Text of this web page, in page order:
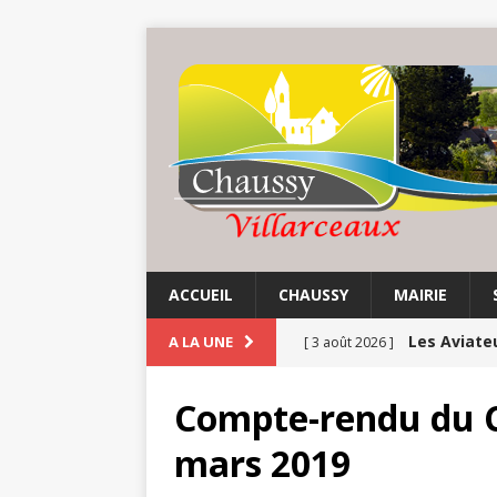
ACCUEIL CHAUSSY MAIRIE
A LA UNE [ 3 août 2026 ] Les
[ 1 août 2026 ] Balade au
COMMUNE
Compte-rendu du
mars 2019